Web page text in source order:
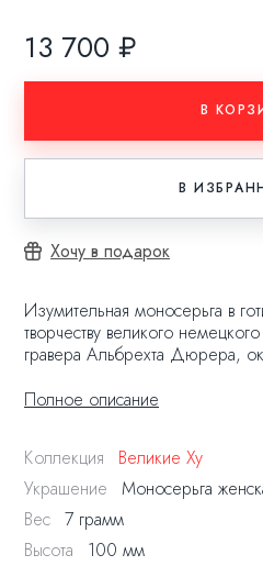
13 700 ₽
В
В
Хочу в подарок
Изумительная моносерьга в
творчеству великого
гравера Альбрехта Дюрера,
открыл множество технических
Это украшение для сильных
девушек и женщин. Оно как
предназначению, я ищу
пробовать и ошибаться. Я
Полное описание
Коллекция
Великие Ху
Украшение
Моносерьга
Вес 7 грамм
Высота
100 мм